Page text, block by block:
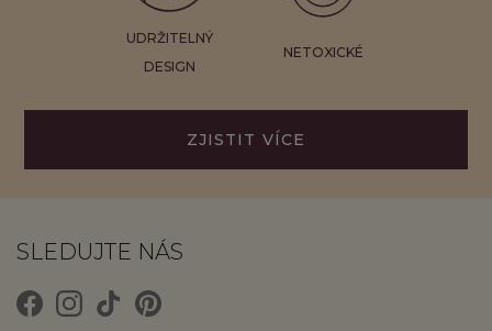
UDRŽITELNÝ
DESIGN
NETOXICKÉ
ZJISTIT VÍCE
SLEDUJTE NÁS